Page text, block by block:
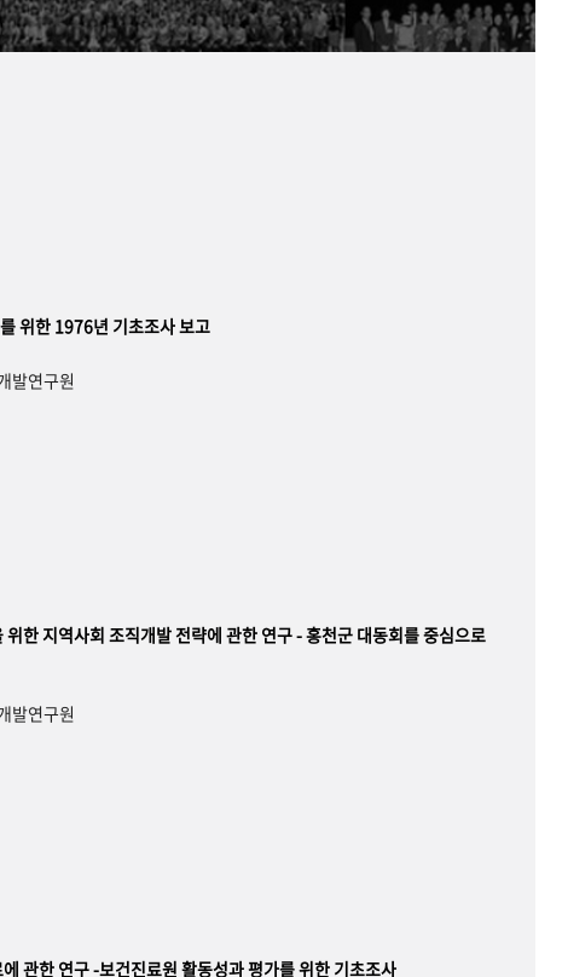
위한 1976년 기초조사 보고
발연구원
한 지역사회 조직개발 전략에 관한 연구 - 홍천군 대동회를 중심으로
발연구원
관한 연구 -보건진료원 활동성과 평가를 위한 기초조사